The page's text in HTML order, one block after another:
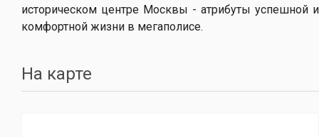
историческом центре Москвы - атрибуты успешной и
комфортной жизни в мегаполисе.
На карте